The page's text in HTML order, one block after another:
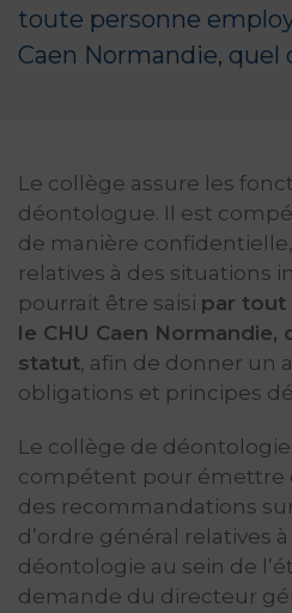
toute personne
Caen Normandie,
Le collège assure les
déontologue. Il est
de manière
relatives à des situations
pourrait être saisi par tout
le CHU Caen Normandie,
statut, afin de donner un
obligations et principes
Le collège de
compétent pour émettre
des recommandations
d’ordre général relatives
déontologie au sein de
demande du directeur